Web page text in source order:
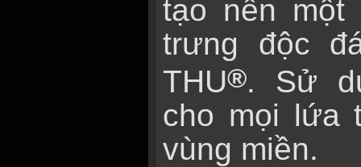
tạo nên
trưng độc
THU®. Sử
cho mọi lứa
vùng miền.